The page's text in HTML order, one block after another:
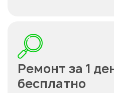
Ремонт за 1
бесплатно